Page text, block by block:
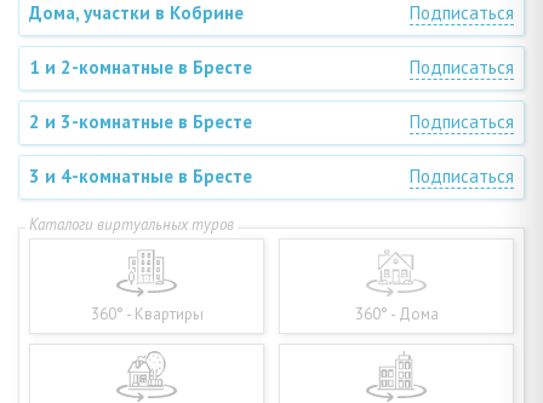
Дома, участки в Кобрине Подписаться
1 и 2-комнатные в Бресте Подписаться
2 и 3-комнатные в Бресте Подписаться
3 и 4-комнатные в Бресте Подписаться
360° - Квартиры 360° - Дома